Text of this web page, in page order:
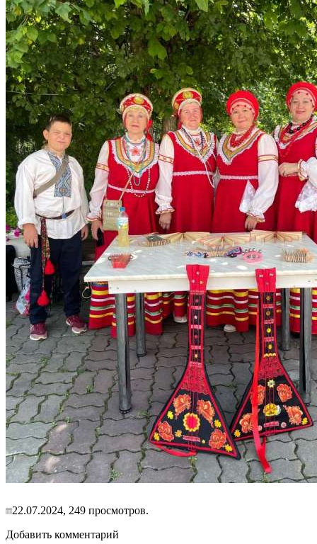
22.07.2024, 249 просмотров.
Добавить комментарий